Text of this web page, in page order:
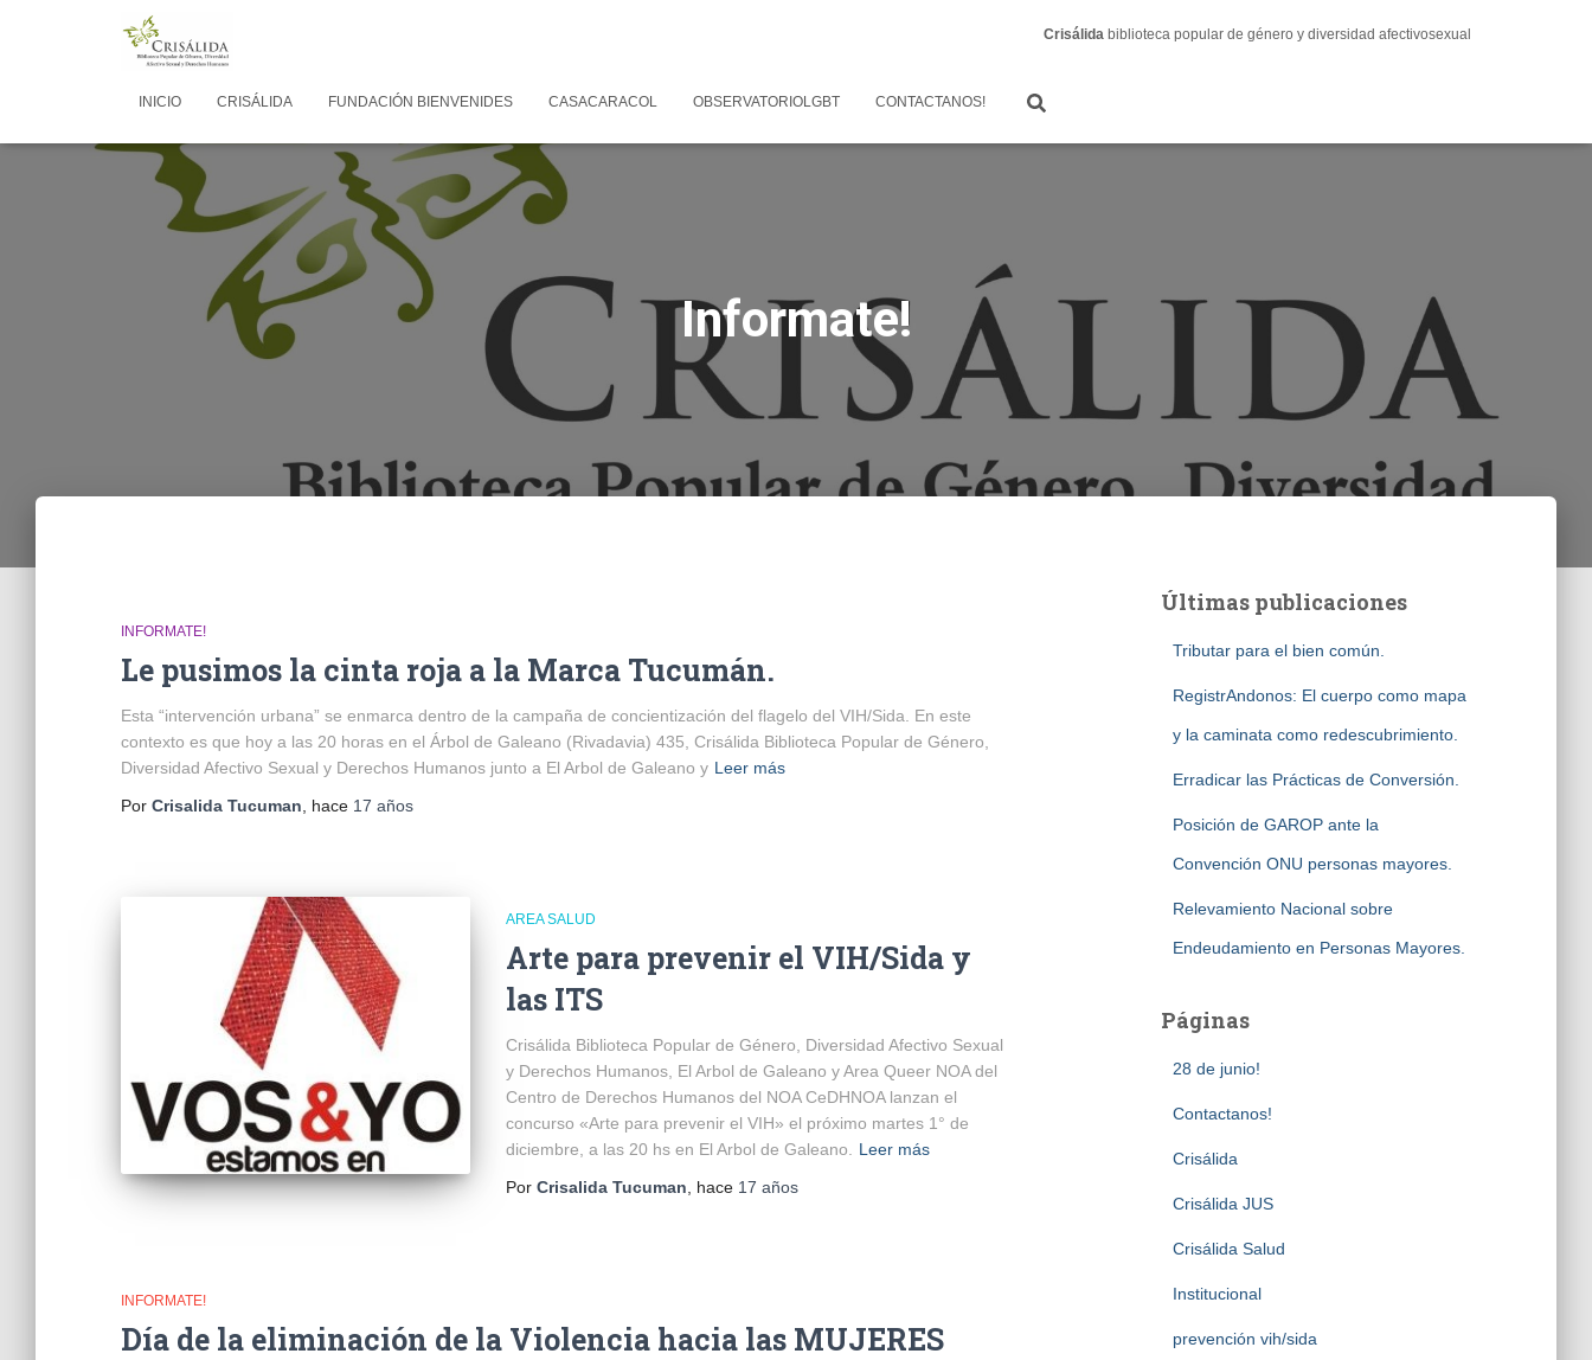
Crisálida biblioteca popular de género y diversidad afectivosexual
INICIO CRISÁLIDA FUNDACIÓN BIENVENIDES CASACARACOL OBSERVATORIOLGBT CONTACTANOS!
Informate!
INFORMATE!
Le pusimos la cinta roja a la Marca Tucumán.
Esta “intervención urbana” se enmarca dentro de la campaña de concientización del flagelo del VIH/Sida. En este
contexto es que hoy a las 20 horas en el Árbol de Galeano (Rivadavia) 435, Crisálida Biblioteca Popular de Género,
Diversidad Afectivo Sexual y Derechos Humanos junto a El Arbol de Galeano y Leer más
Por Crisalida Tucuman , hace 17 años
AREA SALUD
Arte para prevenir el VIH/Sida y
las ITS
Crisálida Biblioteca Popular de Género, Diversidad Afectivo Sexual
y Derechos Humanos, El Arbol de Galeano y Area Queer NOA del
Centro de Derechos Humanos del NOA CeDHNOA lanzan el
concurso «Arte para prevenir el VIH» el próximo martes 1° de
diciembre, a las 20 hs en El Arbol de Galeano.
Leer más
Por Crisalida Tucuman , hace 17 años
INFORMATE!
Día de la eliminación de la Violencia hacia las MUJERES
Últimas publicaciones
Tributar para el bien común.
RegistrAndonos: El cuerpo como mapa
y la caminata como redescubrimiento.
Erradicar las Prácticas de Conversión.
Posición de GAROP ante la
Convención ONU personas mayores.
Relevamiento Nacional sobre
Endeudamiento en Personas Mayores.
Páginas
28 de junio!
Contactanos!
Crisálida
Crisálida JUS
Crisálida Salud
Institucional
prevención vih/sida